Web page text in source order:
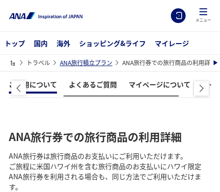
メニュー
トップ 国内 海外 ショッピング&ライフ マイレージ
トラベル ANA旅行積立プラン ANA旅行券での旅行商品の利用詳細
ご利用について
よくあるご質問 マイページについて マ
ANA旅行券での旅行商品の利用詳細
ANA旅行券は旅行商品のお支払いにご利用いただけます。
ご旅程に米国ハワイ州を含む旅行商品のお支払いにハワイ限定
ANA旅行券を利用される場合も、同じ方法でご利用いただけま
す。